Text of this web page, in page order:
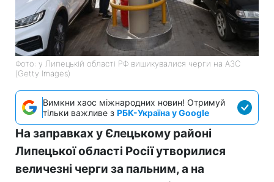
Фото: у Липецькій області РФ вишикувалися черги на АЗС
(Getty Images)
Вимкни хаос міжнародних новин! Отримуй
тільки важливе з РБК-Україна у Google
На заправках у Єлецькому районі
Липецької області Росії утворилися
величезні черги за пальним, а на